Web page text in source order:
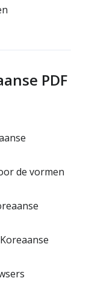
PDF
de vormen